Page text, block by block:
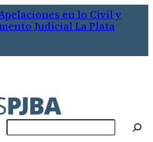
en lo Civil y
Judicial La Plata